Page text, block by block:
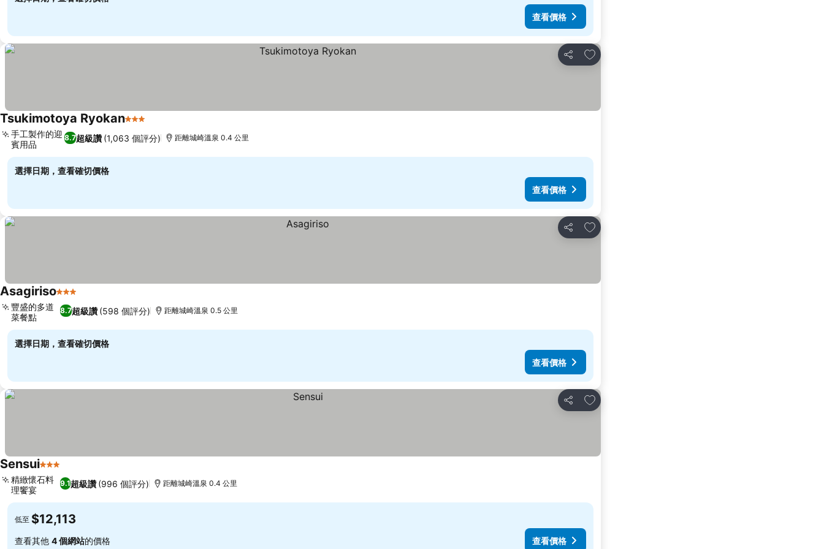
查看價格
分享
加入我的最愛
Tsukimotoya Ryokan3 星級
8.7超級讚 (1,063 個評分)
手工製作的迎
賓用品
距離城崎溫泉 0.4 公里
選擇日期，查看確切價格
查看價格
分享
加入我的最愛
Asagiriso3 星級
8.7超級讚 (598 個評分)
豐盛的多道
菜餐點
距離城崎溫泉 0.5 公里
選擇日期，查看確切價格
查看價格
分享
加入我的最愛
Sensui3 星級
9.1超級讚 (996 個評分)
精緻懷石料
理饗宴
距離城崎溫泉 0.4 公里
低至 $12,113
查看其他 4 個網站的價格 查看價格